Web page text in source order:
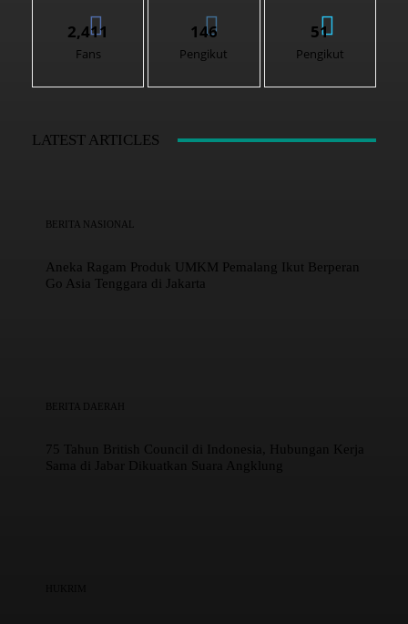
2,411
Fans
146
Pengikut
51
Pengikut
LATEST ARTICLES
BERITA NASIONAL
Aneka Ragam Produk UMKM Pemalang Ikut Berperan
Go Asia Tenggara di Jakarta
BERITA DAERAH
75 Tahun British Council di Indonesia, Hubungan Kerja
Sama di Jabar Dikuatkan Suara Angklung